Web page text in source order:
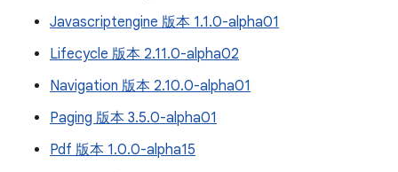
Javascriptengine 版本 1.1.0-alpha01
Lifecycle 版本 2.11.0-alpha02
Navigation 版本 2.10.0-alpha01
Paging 版本 3.5.0-alpha01
Pdf 版本 1.0.0-alpha15